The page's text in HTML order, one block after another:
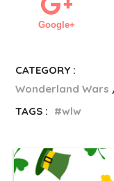
Google+
CATEGORY :
Wonderland Wars
TAGS :
wlw